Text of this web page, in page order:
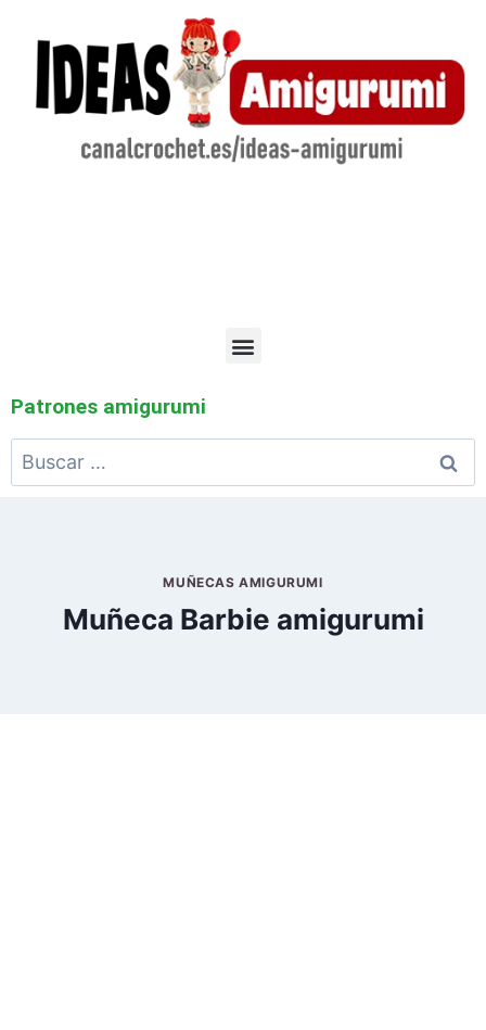
Patrones amigurumi
MUÑECAS AMIGURUMI
Muñeca Barbie amigurumi